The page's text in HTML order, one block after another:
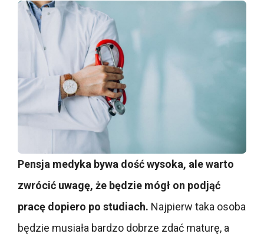
Pensja medyka bywa dość wysoka, ale warto
zwrócić uwagę, że będzie mógł on podjąć
pracę dopiero po studiach. Najpierw taka osoba
będzie musiała bardzo dobrze zdać maturę, a